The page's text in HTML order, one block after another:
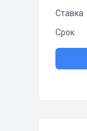
Ставка
Срок